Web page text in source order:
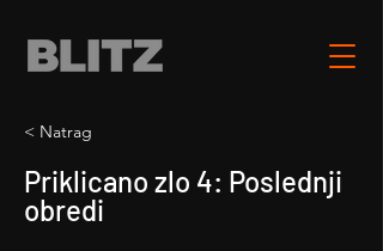
< Natrag
Priklicano zlo 4: Poslednji
obredi